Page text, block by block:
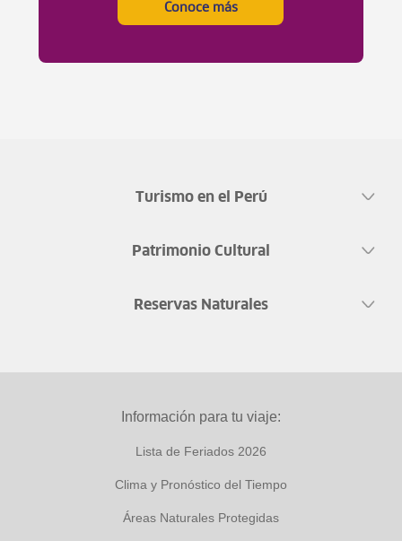
Conoce más
Turismo en el Perú
Patrimonio Cultural
Reservas Naturales
Información para tu viaje:
Lista de Feriados 2026
Clima y Pronóstico del Tiempo
Áreas Naturales Protegidas